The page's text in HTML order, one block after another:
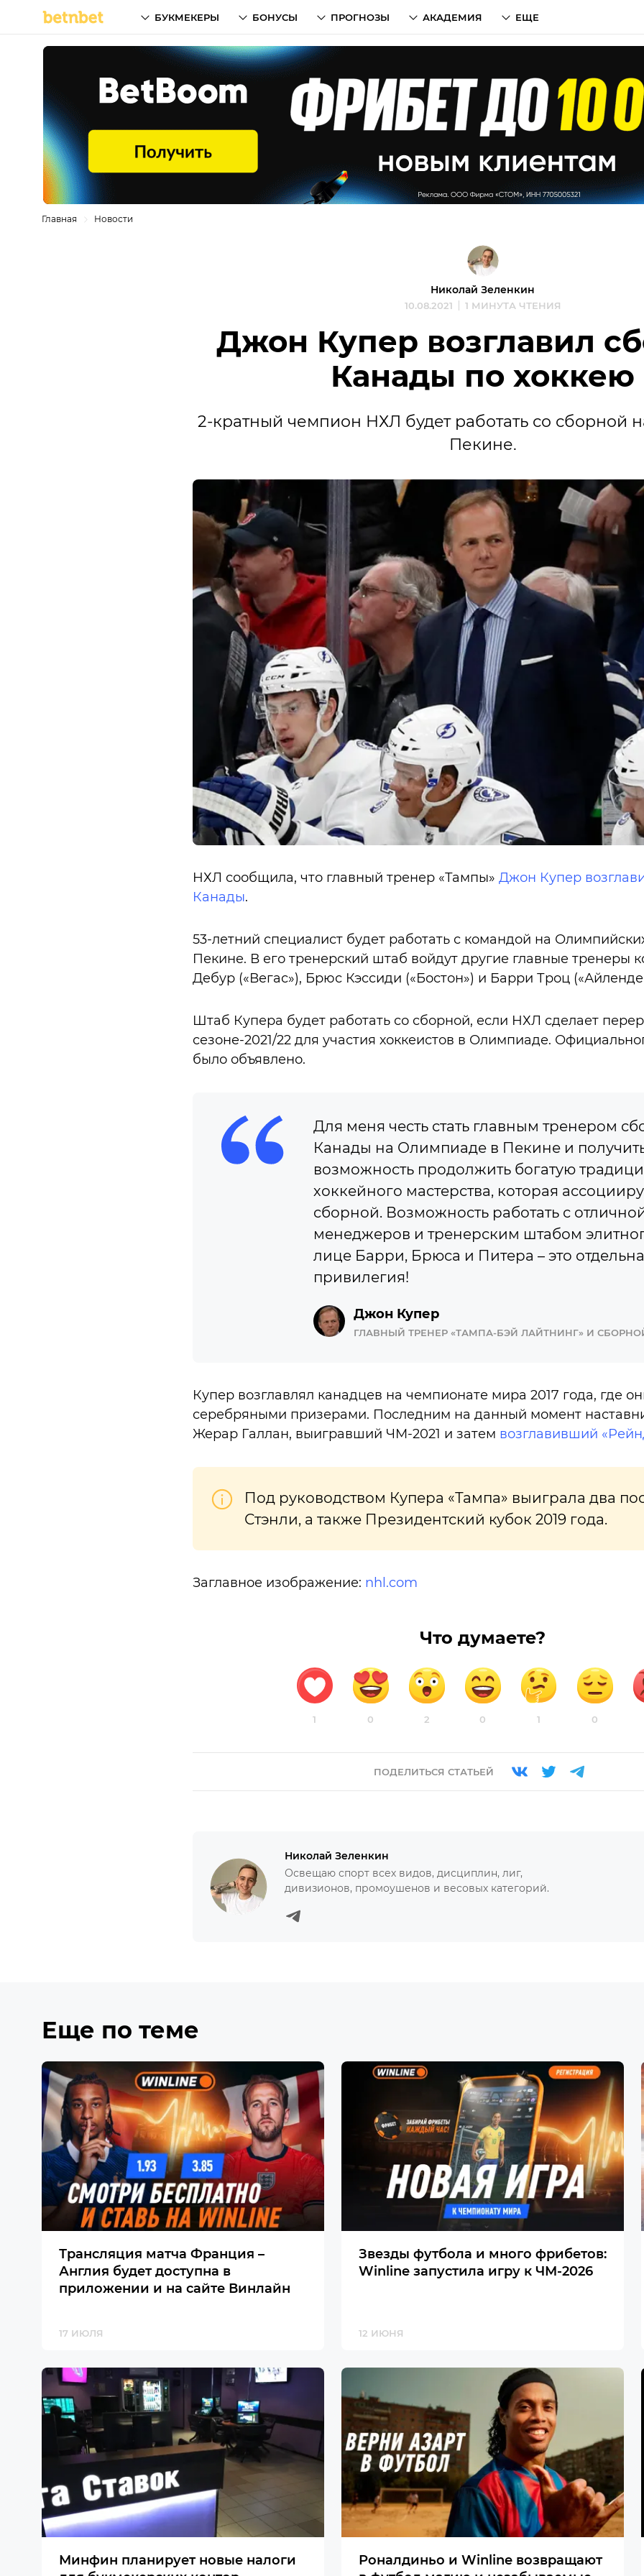
БУКМЕКЕРЫ БОНУСЫ ПРОГНОЗЫ АКАДЕМИЯ ЕЩЕ
Главная Новости
Николай Зеленкин
10.08.2021 1 МИНУТА ЧТЕНИЯ
Джон Купер возглавил
Канады по хоккею
2-кратный чемпион НХЛ будет работать со сборной
Пекине.
НХЛ сообщила, что главный тренер «Тампы» Джон Купер
Канады.
53-летний специалист будет работать с командой на
Пекине. В его тренерский штаб войдут другие главные тренеры
Дебур («Вегас»), Брюс Кэссиди («Бостон») и Барри Троц
Штаб Купера будет работать со сборной, если НХЛ сделает
сезоне-2021/22 для участия хоккеистов в Олимпиаде.
было объявлено.
Для меня честь стать главным тренером
Канады на Олимпиаде в Пекине и
возможность продолжить богатую
хоккейного мастерства, которая
сборной. Возможность работать с
менеджеров и тренерским штабом
лице Барри, Брюса и Питера – это
привилегия!
Джон Купер
ГЛАВНЫЙ ТРЕНЕР «ТАМПА-БЭЙ ЛАЙТНИНГ» И
Купер возглавлял канадцев на чемпионате мира 2017 года, где
серебряными призерами. Последним на данный момент
Жерар Галлан, выигравший ЧМ-2021 и затем возглавивший
Под руководством Купера «Тампа» выиграла два
Стэнли, а также Президентский кубок 2019 года.
Заглавное изображение: nhl.com
Что думаете?
1 0 2 0 1 0
ПОДЕЛИТЬСЯ СТАТЬЕЙ
Николай Зеленкин
Освещаю спорт всех видов, дисциплин, лиг,
дивизионов, промоушенов и весовых категорий.
Еще по теме
Трансляция матча Франция –
Англия будет доступна в
приложении и на сайте Винлайн
17 ИЮЛЯ
Звезды футбола и много фрибетов:
Winline запустила игру к ЧМ-2026
12 ИЮНЯ
Минфин планирует новые налоги
Роналдиньо и Winline возвращают